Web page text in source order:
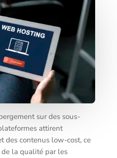
sur des sous-
attirent
des contenus low-cost, ce
la qualité par les